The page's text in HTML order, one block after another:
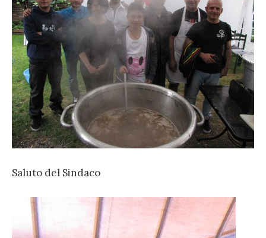
Saluto del Sindaco